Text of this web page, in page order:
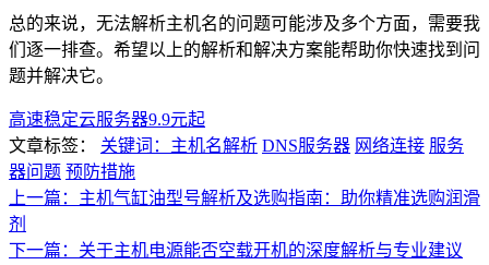
总的来说，无法解析主机名的问题可能涉及多个方面，需要我
们逐一排查。希望以上的解析和解决方案能帮助你快速找到问
题并解决它。
高速稳定云服务器9.9元起
文章标签：
关键词：主机名解析 DNS服务器 网络连接 服务
器问题 预防措施
上一篇：主机气缸油型号解析及选购指南：助你精准选购润滑
剂
下一篇：关于主机电源能否空载开机的深度解析与专业建议